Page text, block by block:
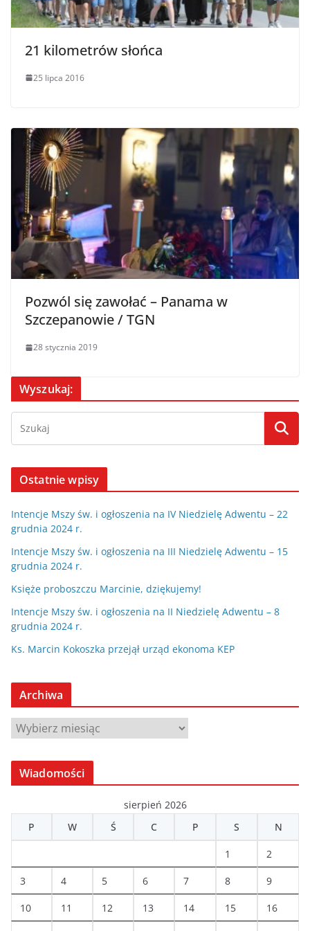
21 kilometrów słońca
25 lipca 2016
Pozwól się zawołać – Panama w
Szczepanowie / TGN
28 stycznia 2019
Wyszukaj:
Ostatnie wpisy
Intencje Mszy św. i ogłoszenia na IV Niedzielę Adwentu – 22
grudnia 2024 r.
Intencje Mszy św. i ogłoszenia na III Niedzielę Adwentu – 15
grudnia 2024 r.
Księże proboszczu Marcinie, dziękujemy!
Intencje Mszy św. i ogłoszenia na II Niedzielę Adwentu – 8
grudnia 2024 r.
Ks. Marcin Kokoszka przejął urząd ekonoma KEP
Archiwa
A
c
w
Wiadomości
sierpień 2026
P
W Ś C P S N
1 2
3 4 5 6 7 8 9
10 11 12 13 14 15 16